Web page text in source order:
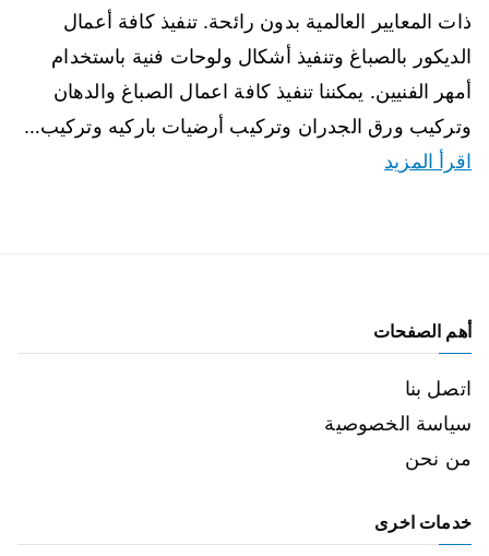
ذات المعايير العالمية بدون رائحة. تنفيذ كافة أعمال
الديكور بالصباغ وتنفيذ أشكال ولوحات فنية باستخدام
أمهر الفنيين. يمكننا تنفيذ كافة اعمال الصباغ والدهان
وتركيب ورق الجدران وتركيب أرضيات باركيه وتركيب…
اقرأ المزيد
أهم الصفحات
اتصل بنا
سياسة الخصوصية
من نحن
خدمات اخرى